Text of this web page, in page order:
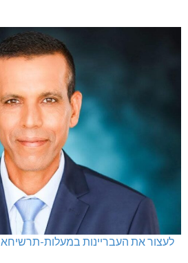
לעצור את העבריינות במעלות-תרשיחא